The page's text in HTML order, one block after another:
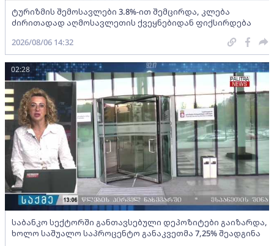
ტურიზმის შემოსავლები 3.8%-ით შემცირდა, კლება
ძირითადად აღმოსავლეთის ქვეყნებიდან ფიქსირდება
2026/08/06 14:32
საბანკო სექტორში განთავსებული დეპოზიტები გაიზარდა,
ხოლო საშუალო საპროცენტო განაკვეთმა 7,25% შეადგინა
02:28